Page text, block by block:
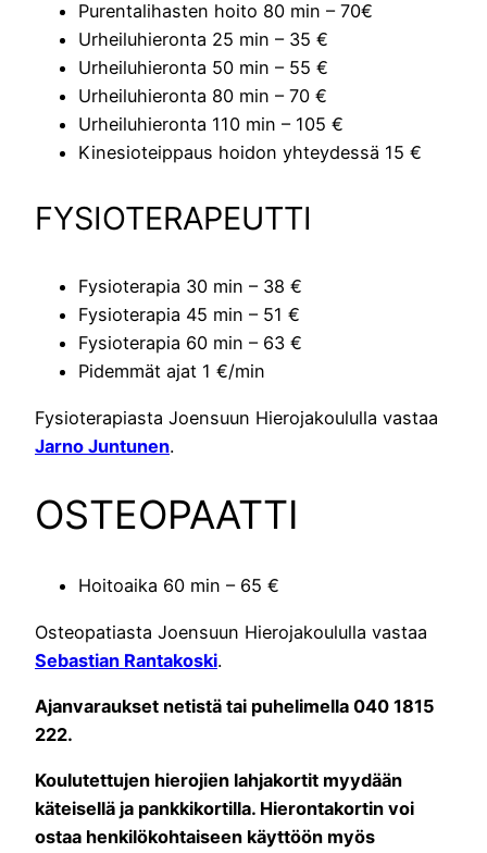
Purentalihasten hoito 80 min – 70€
Urheiluhieronta 25 min – 35 €
Urheiluhieronta 50 min – 55 €
Urheiluhieronta 80 min – 70 €
Urheiluhieronta 110 min – 105 €
Kinesioteippaus hoidon yhteydessä 15 €
FYSIOTERAPEUTTI
Fysioterapia 30 min – 38 €
Fysioterapia 45 min – 51 €
Fysioterapia 60 min – 63 €
Pidemmät ajat 1 €/min
Fysioterapiasta Joensuun Hierojakoululla vastaa
Jarno Juntunen.
OSTEOPAATTI
Hoitoaika 60 min – 65 €
Osteopatiasta Joensuun Hierojakoululla vastaa
Sebastian Rantakoski.
Ajanvaraukset netistä tai puhelimella 040 1815
222.
Koulutettujen hierojien lahjakortit myydään
käteisellä ja pankkikortilla. Hierontakortin voi
ostaa henkilökohtaiseen käyttöön myös